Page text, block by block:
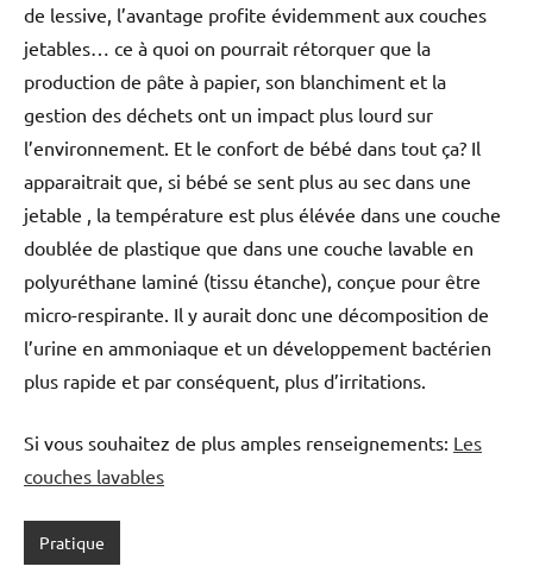
de lessive, l’avantage profite évidemment aux couches
jetables… ce à quoi on pourrait rétorquer que la
production de pâte à papier, son blanchiment et la
gestion des déchets ont un impact plus lourd sur
l’environnement. Et le confort de bébé dans tout ça? Il
apparaitrait que, si bébé se sent plus au sec dans une
jetable , la température est plus élévée dans une couche
doublée de plastique que dans une couche lavable en
polyuréthane laminé (tissu étanche), conçue pour être
micro-respirante. Il y aurait donc une décomposition de
l’urine en ammoniaque et un développement bactérien
plus rapide et par conséquent, plus d’irritations.
Si vous souhaitez de plus amples renseignements: Les
couches lavables
Pratique